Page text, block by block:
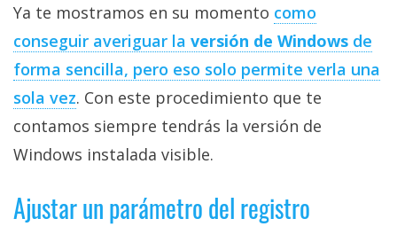
Foros
Contacto
/
Sobre
nosotros
Publicidad
Ya te mostramos en su momento como
conseguir averiguar la versión de Windows de
forma sencilla, pero eso solo permite verla una
sola vez. Con este procedimiento que te
contamos siempre tendrás la versión de
Windows instalada visible.
Ajustar un parámetro del registro